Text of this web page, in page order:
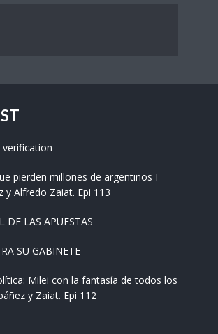
verification
pierden millones de argentinos I
y Alfredo Zaiat. Epi 113
DE LAS APUESTAS
SU GABINETE
Milei con la fantasía de todos los
y Zaiat. Epi 112